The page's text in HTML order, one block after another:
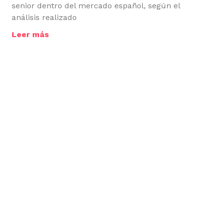
senior dentro del mercado español, según el
análisis realizado
Leer más